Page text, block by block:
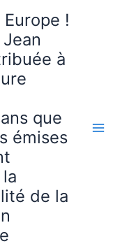
!
à
que
émises
de la